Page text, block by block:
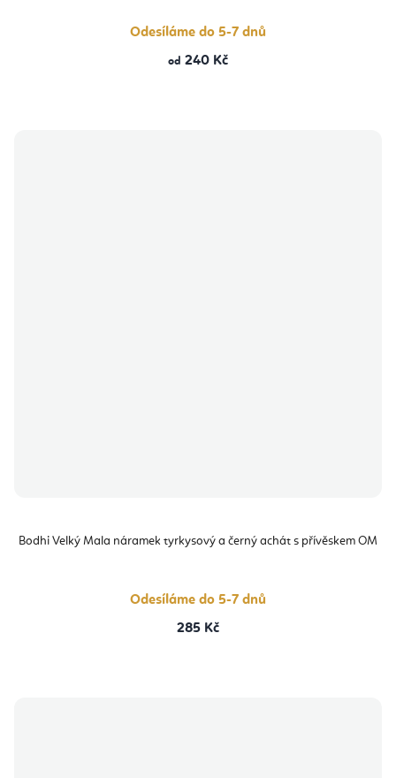
Odesíláme do 5-7 dnů
od 240 Kč
Bodhi Velký Mala náramek tyrkysový a černý achát s přívěskem OM
Odesíláme do 5-7 dnů
285 Kč